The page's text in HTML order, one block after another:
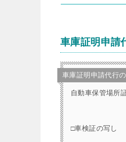
車庫証明申請
車庫証明申請代行
自動車保管場所
□車検証の写し